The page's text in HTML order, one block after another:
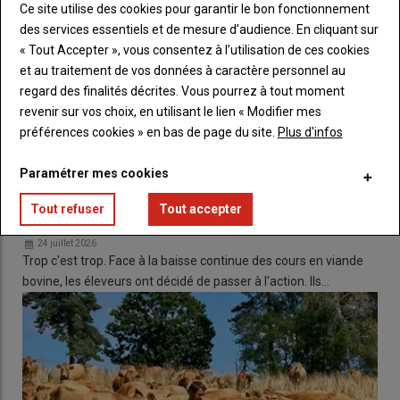
aujourd’hui bon nombre d’éleveurs : en plein été sur prairies, la
température est abaissée de 5 à 10°C sous un arbre. À noter
également, le micro-climat généré par la haie protège cultures,
animaux mais aussi les bâtiments à proximité avec un gain
énergétique.
Les éleveurs de viande bovine vont bloquer les
abattoirs du groupe Bigard
24 juillet 2026
Trop c'est trop. Face à la baisse continue des cours en viande
bovine, les éleveurs ont décidé de passer à l'action. Ils…
Ce site utilise des cookies pour garantir le bon fonctionnement
des services essentiels et de mesure d’audience. En cliquant sur
« Tout Accepter », vous consentez à l’utilisation de ces cookies
et au traitement de vos données à caractère personnel au
regard des finalités décrites. Vous pourrez à tout moment
revenir sur vos choix, en utilisant le lien « Modifier mes
préférences cookies » en bas de page du site. Plus d'infos
Paramétrer mes cookies
Tout refuser Tout accepter